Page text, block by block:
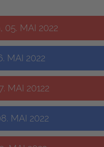
05. MAI 2022
MAI 2022
MAI 20122
MAI 2022